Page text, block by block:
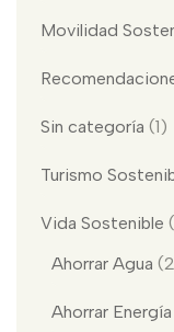
Movilidad
Sin categoría (1)
Turismo
Vida Sostenible
Ahorrar Agua
Ahorrar Energía